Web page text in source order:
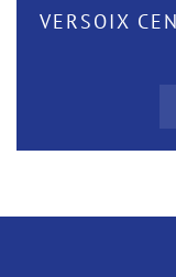
VERSOIX